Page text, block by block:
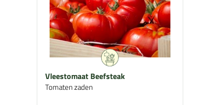
Vleestomaat Beefsteak
Tomaten zaden